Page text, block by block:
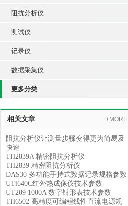
阻抗分析仪
测试仪
记录仪
数据采集仪
更多分类
相关文章 +MORE
阻抗分析仪让测量步骤变得更为简易及
快速
TH2839A 精密阻抗分析仪
TH2839 精密阻抗分析仪
DAS30 多功能手持式数据记录规格参数
UTi640C红外热成像仪技术参数
UT209 1000A 数字钳形表技术参数
TH6502 高精度可编程线性直流电源规